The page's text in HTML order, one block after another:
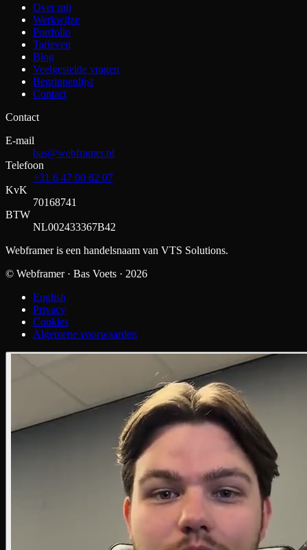
Over mij
Werkwijze
Portfolio
Tarieven
Blog
Veelgestelde vragen
Begrippenlijst
Contact
Contact
E-mail
bas@webframer.nl
Telefoon
+31 6 47 00 62 07
KvK
70168741
BTW
NL002433367B42
Webframer is een handelsnaam van VTS Solutions.
© Webframer · Bas Voets · 2026
English
Privacy
Cookies
Algemene voorwaarden